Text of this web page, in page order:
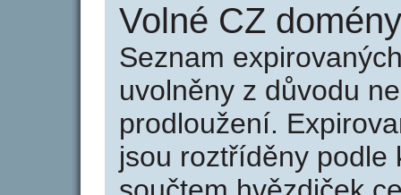
Volné CZ
Seznam
uvolněny z důvodu
prodloužení.
jsou roztříděny podle